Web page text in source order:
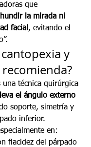
que
la mirada ni
facial , evitando el
y
una técnica quirúrgica
el ángulo externo
soporte, simetría y
inferior.
en:
flacidez del párpado